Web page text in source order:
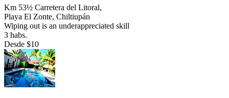
Km 53½ Carretera del Litoral,
Playa El Zonte, Chiltiupán
Wiping out is an underappreciated skill
3 habs.
Desde $10